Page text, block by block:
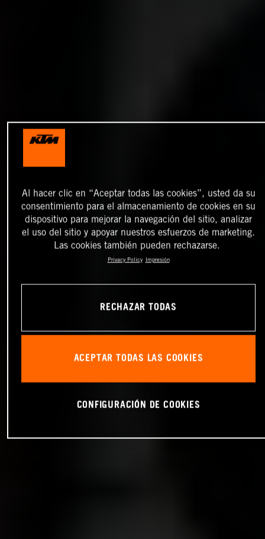
Al hacer clic en “Aceptar todas las cookies”, usted da su
consentimiento para el almacenamiento de cookies en su
dispositivo para mejorar la navegación del sitio, analizar
el uso del sitio y apoyar nuestros esfuerzos de marketing.
Las cookies también pueden rechazarse.
Privacy Policy Impresión
RECHAZAR TODAS
ACEPTAR TODAS LAS COOKIES
CONFIGURACIÓN DE COOKIES